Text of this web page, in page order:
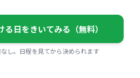
る日をきいてみる（無料）
し。日程を見てから決められます